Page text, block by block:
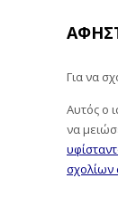
Για να
Αυτός ο
να
σχολίων